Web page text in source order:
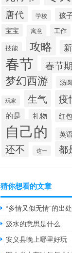
唐代 学校 孩
宝宝 寓意 工作
技能 攻略
春节 春节
梦幻西游 汤圆
玩家 生气 疫
的是 礼物 红包
自己的 英
还不 这一 都
猜你想看的文章
“多情又似无情”的出
汲水的意思是什么
安义县晚上哪里好玩